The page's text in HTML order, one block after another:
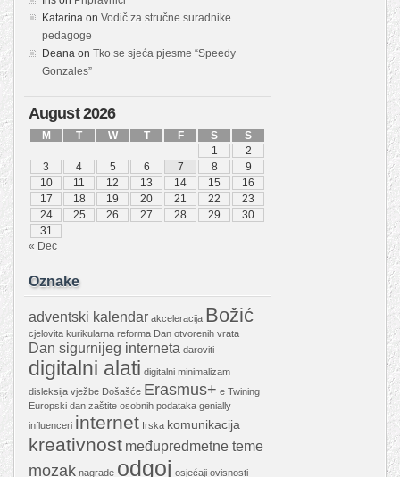
Katarina on Vodič za stručne suradnike
pedagoge
Deana on Tko se sjeća pjesme “Speedy
Gonzales”
August 2026
M T W T F S
S
1
2
3
4 5 6 7 8
9
10
11 12 13 14 15
16
17
18 19 20 21 22
23
24
25 26 27 28 29
30
31
« Dec
Oznake
adventski kalendar akceleracija Božić
cjelovita kurikularna reforma Dan otvorenih vrata
Dan sigurnijeg interneta daroviti
digitalni alati digitalni minimalizam
disleksija vježbe Došašće Erasmus+ e Twining
Europski dan zaštite osobnih podataka genially
influenceri internet Irska komunikacija
kreativnost međupredmetne teme
mozak nagrade odgoj osjećaji ovisnosti